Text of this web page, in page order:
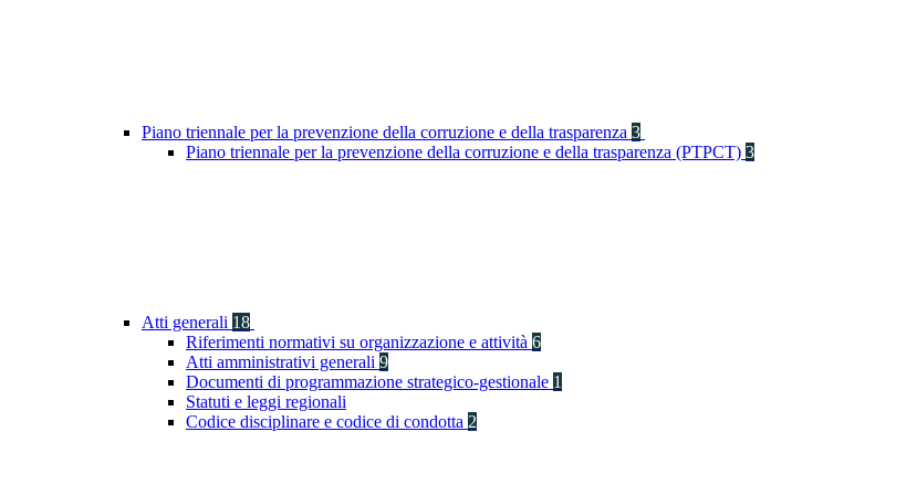
Piano triennale per la prevenzione della corruzione e della trasparenza 3
Piano triennale per la prevenzione della corruzione e della trasparenza (PTPCT) 3
Atti generali 18
Riferimenti normativi su organizzazione e attività 6
Atti amministrativi generali 9
Documenti di programmazione strategico-gestionale 1
Statuti e leggi regionali
Codice disciplinare e codice di condotta 2